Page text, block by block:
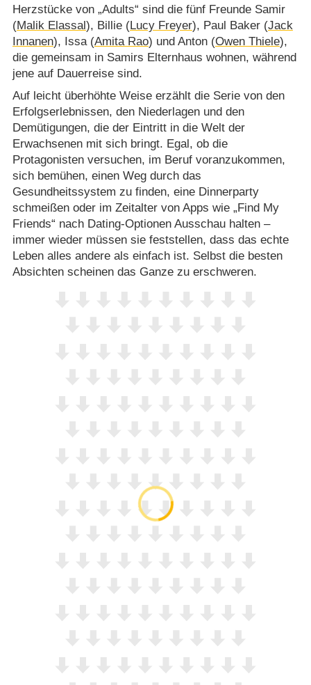
Herzstücke von „Adults“ sind die fünf Freunde Samir
(Malik Elassal), Billie (Lucy Freyer), Paul Baker (Jack
Innanen), Issa (Amita Rao) und Anton (Owen Thiele),
die gemeinsam in Samirs Elternhaus wohnen, während
jene auf Dauerreise sind.
Auf leicht überhöhte Weise erzählt die Serie von den
Erfolgserlebnissen, den Niederlagen und den
Demütigungen, die der Eintritt in die Welt der
Erwachsenen mit sich bringt. Egal, ob die
Protagonisten versuchen, im Beruf voranzukommen,
sich bemühen, einen Weg durch das
Gesundheitssystem zu finden, eine Dinnerparty
schmeißen oder im Zeitalter von Apps wie „Find My
Friends“ nach Dating-Optionen Ausschau halten –
immer wieder müssen sie feststellen, dass das echte
Leben alles andere als einfach ist. Selbst die besten
Absichten scheinen das Ganze zu erschweren.